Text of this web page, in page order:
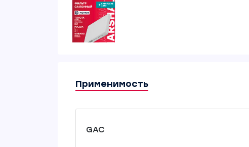
Применимость
GAC